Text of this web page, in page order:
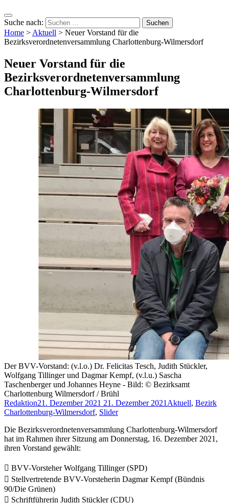
Suche nach:
Home > Aktuell > Neuer Vorstand für die
Bezirksverordnetenversammlung Charlottenburg-Wilmersdorf
Neuer Vorstand für die
Bezirksverordnetenversammlung
Charlottenburg-Wilmersdorf
Der BVV-Vorstand: (v.l.o.) Dr. Felicitas Tesch, Judith Stückler,
Wolfgang Tillinger und Dagmar Kempf, (v.l.u.) Sascha
Taschenberger und Johannes Heyne - Bild: © Bezirksamt
Charlottenburg Wilmersdorf / Brühl
Redaktion21. Dezember 2021 21. Dezember 2021 Aktuell, Bezirk
Charlottenburg-Wilmersdorf, Slider
Die Bezirksverordnetenversammlung Charlottenburg-Wilmersdorf
hat im Rahmen ihrer Sitzung am Donnerstag, 16. Dezember 2021,
ihren Vorstand gewählt:
 BVV-Vorsteher Wolfgang Tillinger (SPD)
 Stellvertretende BVV-Vorsteherin Dagmar Kempf (Bündnis
90/Die Grünen)
 Schriftführerin Judith Stückler (CDU)